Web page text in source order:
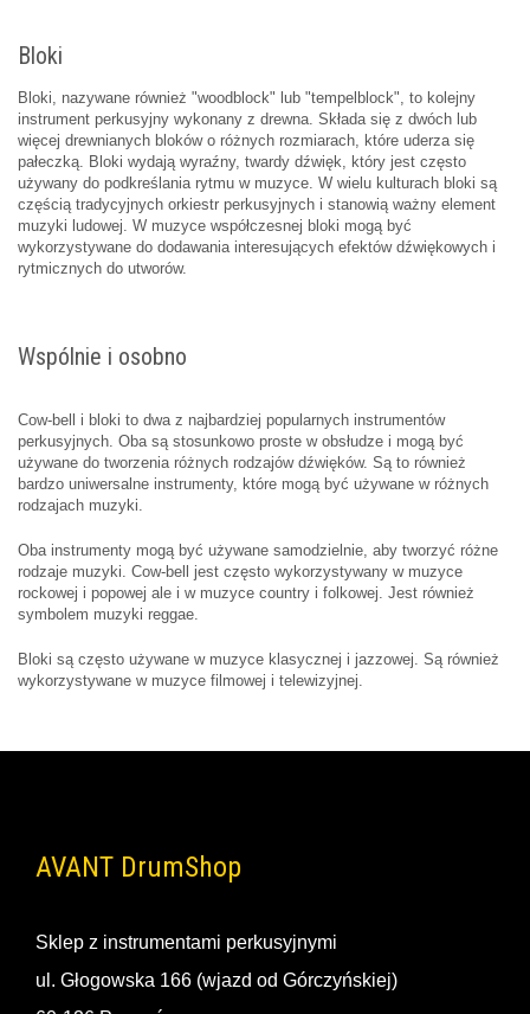
Bloki
Bloki, nazywane również "woodblock" lub "tempelblock", to kolejny
instrument perkusyjny wykonany z drewna. Składa się z dwóch lub
więcej drewnianych bloków o różnych rozmiarach, które uderza się
pałeczką. Bloki wydają wyraźny, twardy dźwięk, który jest często
używany do podkreślania rytmu w muzyce. W wielu kulturach bloki są
częścią tradycyjnych orkiestr perkusyjnych i stanowią ważny element
muzyki ludowej. W muzyce współczesnej bloki mogą być
wykorzystywane do dodawania interesujących efektów dźwiękowych i
rytmicznych do utworów.
Wspólnie i osobno
Cow-bell i bloki to dwa z najbardziej popularnych instrumentów
perkusyjnych. Oba są stosunkowo proste w obsłudze i mogą być
używane do tworzenia różnych rodzajów dźwięków. Są to również
bardzo uniwersalne instrumenty, które mogą być używane w różnych
rodzajach muzyki.
Oba instrumenty mogą być używane samodzielnie, aby tworzyć różne
rodzaje muzyki. Cow-bell jest często wykorzystywany w muzyce
rockowej i popowej ale i w muzyce country i folkowej. Jest również
symbolem muzyki reggae.
Bloki są często używane w muzyce klasycznej i jazzowej. Są również
wykorzystywane w muzyce filmowej i telewizyjnej.
AVANT DrumShop
Sklep z instrumentami perkusyjnymi
ul. Głogowska 166 (wjazd od Górczyńskiej)